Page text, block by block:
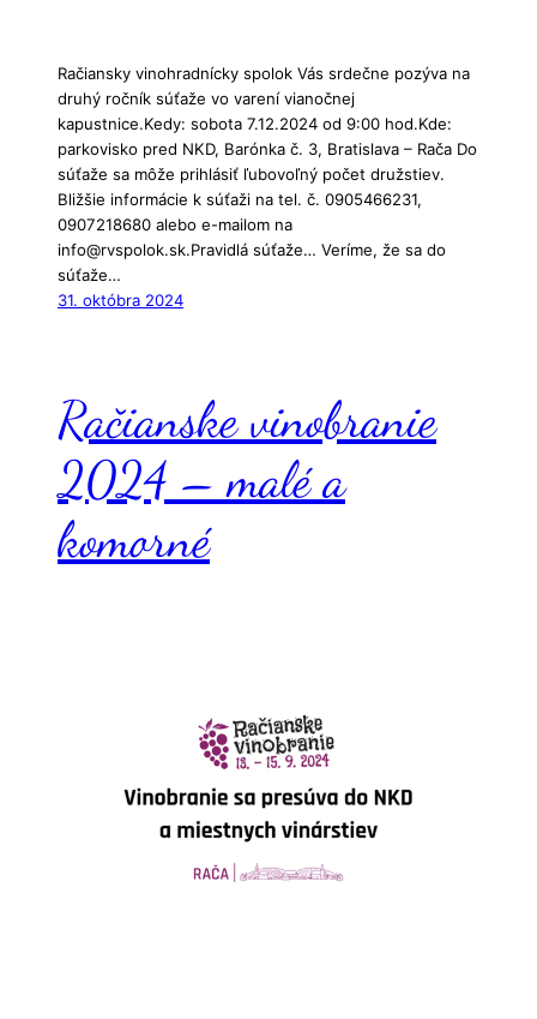
Račiansky vinohradnícky spolok Vás srdečne pozýva na
druhý ročník súťaže vo varení vianočnej
kapustnice.Kedy: sobota 7.12.2024 od 9:00 hod.Kde:
parkovisko pred NKD, Barónka č. 3, Bratislava – Rača Do
súťaže sa môže prihlásiť ľubovoľný počet družstiev.
Bližšie informácie k súťaži na tel. č. 0905466231,
0907218680 alebo e-mailom na
info@rvspolok.sk.Pravidlá súťaže… Veríme, že sa do
súťaže…
31. októbra 2024
Račianske vinobranie
2024 – malé a
komorné